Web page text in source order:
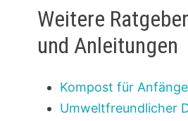
Weitere
und Anleitungen
Kompost für
Umweltfreundlicher